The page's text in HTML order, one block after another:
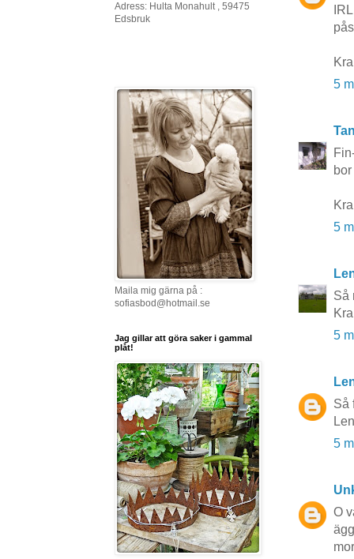
5
5
Så
5
Så
5
O
Adress: Hulta Monahult , 59475
Edsbruk
Maila mig gärna på :
sofiasbod@hotmail.se
Jag gillar att göra saker i gammal
plåt!